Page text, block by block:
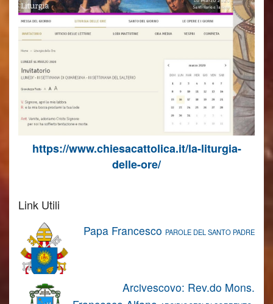
https://www.chiesacattolica.it/la-liturgia-
delle-ore/
Link Utili
Papa Francesco PAROLE DEL SANTO PADRE
Arcivescovo: Rev.do Mons.